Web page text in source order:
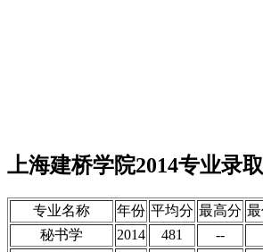
上海建桥学院2014专业录
专业名称 年份 平均分 最高分
秘书学
2014 481 --